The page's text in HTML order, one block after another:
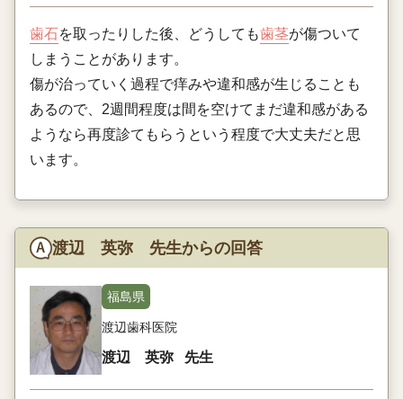
歯石を取ったりした後、どうしても歯茎が傷ついて
しまうことがあります。
傷が治っていく過程で痒みや違和感が生じることも
あるので、2週間程度は間を空けてまだ違和感がある
ようなら再度診てもらうという程度で大丈夫だと思
います。
渡辺 英弥 先生からの回答
福島県
渡辺歯科医院
渡辺 英弥 先生